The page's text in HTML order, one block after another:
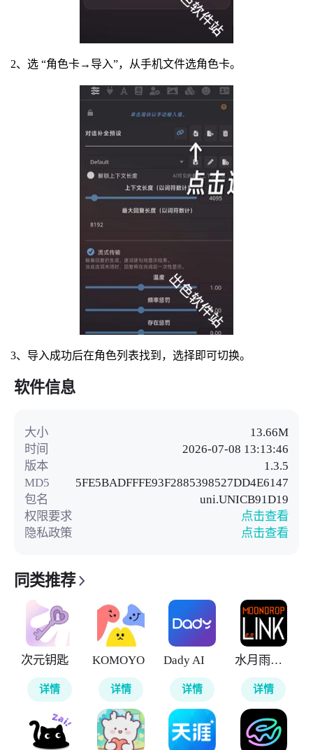
2、选 “角色卡→导入”，从手机文件选角色卡。
3、导入成功后在角色列表找到，选择即可切换。
软件信息
大小
13.66M
时间
2026-07-08 13:13:46
版本
1.3.5
MD5
5FE5BADFFFE93F2885398527DD4E6147
包名
uni.UNICB91D19
权限要求
点击查看
隐私政策
点击查看
同类推荐
次元钥匙
详情
KOMOYO
详情
Dady AI
详情
水月雨调音软件
详情